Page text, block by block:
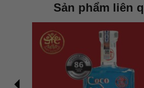
Sản phẩm liên